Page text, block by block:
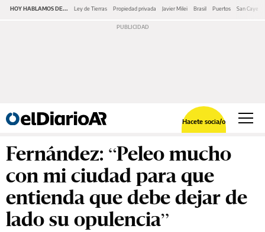
HOY HABLAMOS DE... Ley de Tierras Propiedad privada Javier Milei Brasil Puertos San
Hacete socia/o
Fernández: “Peleo mucho
con mi ciudad para que
entienda que debe dejar de
lado su opulencia”